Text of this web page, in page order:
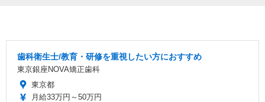
歯科衛生士/教育・研修を重視したい方におすすめ
東京銀座NOVA矯正歯科
東京都
月給33万円～50万円